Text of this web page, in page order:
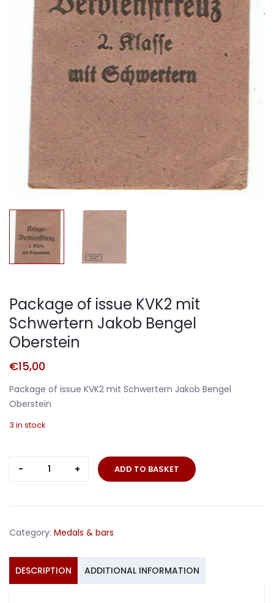
Package of issue KVK2 mit
Schwertern Jakob Bengel
Oberstein
€15,00
Package of issue KVK2 mit Schwertern Jakob Bengel
Oberstein
3 in stock
Package
Schwertern
Bengel
Oberstein
ADD TO BASKET
Category: Medals & bars
DESCRIPTION ADDITIONAL INFORMATION